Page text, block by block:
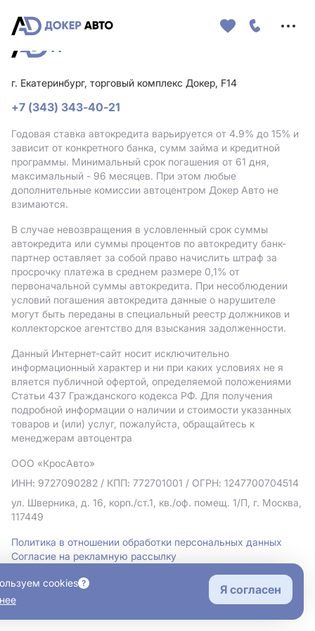
г. Екатеринбург, торговый комплекс Докер, F14
+7 (343) 343-40-21
Годовая ставка автокредита варьируется от 4.9% до 15% и
зависит от конкретного банка, сумм займа и кредитной
программы. Минимальный срок погашения от 61 дня,
максимальный - 96 месяцев. При этом любые
дополнительные комиссии автоцентром Докер Авто не
взимаются.
В случае невозвращения в условленный срок суммы
автокредита или суммы процентов по автокредиту банк-
партнер оставляет за собой право начислить штраф за
просрочку платежа в среднем размере 0,1% от
первоначальной суммы автокредита. При несоблюдении
условий погашения автокредита данные о нарушителе
могут быть переданы в специальный реестр должников и
коллекторское агентство для взыскания задолженности.
Данный Интернет-сайт носит исключительно
информационный характер и ни при каких условиях не я
вляется публичной офертой, определяемой положениями
Статьи 437 Гражданского кодекса РФ. Для получения
подробной информации о наличии и стоимости указанных
товаров и (или) услуг, пожалуйста, обращайтесь к
менеджерам автоцентра
ООО «КросАвто»
ИНН: 9727090282 / КПП: 772701001 / ОГРН: 1247700704514
ул. Шверника, д. 16, корп./ст.1, кв./оф. помещ. 1/П, г. Москва,
117449
Политика в отношении обработки персональных данных
Согласие на рекламную рассылку
cookies
Я согласен